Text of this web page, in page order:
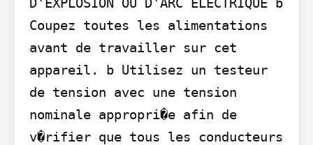
Coupez toutes les alimentations
avant de travailler sur cet
appareil. b Utilisez un testeur
de tension avec une tension
nominale appropri�e afin de
v�rifier que tous les conducteurs